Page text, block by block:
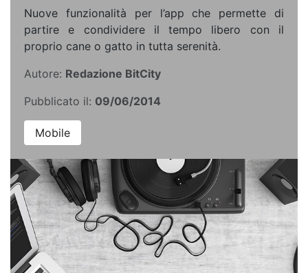
Nuove funzionalità per l’app che permette di
partire e condividere il tempo libero con il
proprio cane o gatto in tutta serenità.
Autore: Redazione BitCity
Pubblicato il: 09/06/2014
Mobile